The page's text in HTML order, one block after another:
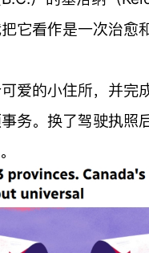
它看作是一次治愈
爱的小住所，并完
务。换了驾驶执照